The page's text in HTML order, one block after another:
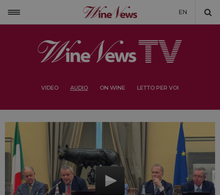
EN
VIDEO AUDIO ON WINE LETTO PER VOI